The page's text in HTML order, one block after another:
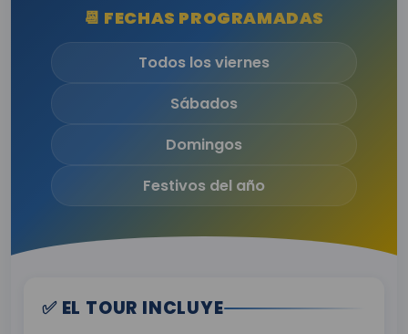
📆 FECHAS PROGRAMADAS
Todos los viernes
Sábados
Domingos
Festivos del año
✅ EL TOUR INCLUYE